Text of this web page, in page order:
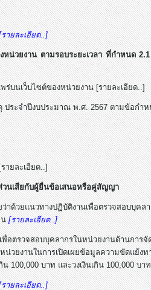
ายละเอียด..]
น่วยงาน ตามรอบระยะเวลา ที่กำหนด
บนเว็บไซต์ของหน่วยงาน [รายละเอียด..]
ระจำปีงบประมาณ พ.ศ. 2567 ตามข้อกำห
ายละเอียด..]
วนเสียกับผู้ยื่นข้อเสนอหรือคู่สัญญา
ด้วยแนวทางปฏิบัติงานเพื่อตรวจสอบบุคล
น[รายละเอียด..]
อตรวจสอบบุคลากรในหน่วยงานด้านการ
ยงานในการเปิดเผยข้อมูลความขัดแย้งท
100,000 บาท และวงเงินเกิน 100,000 บา
ายละเอียด..]